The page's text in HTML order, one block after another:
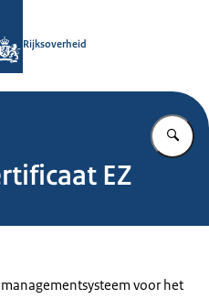
Rijksoverheid
EZ
voor het